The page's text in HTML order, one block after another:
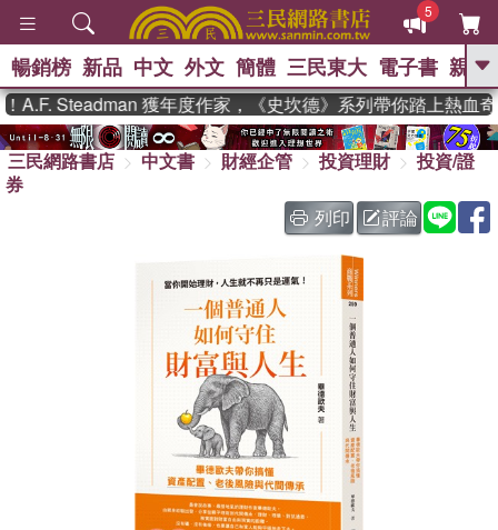
5
GO
熱搜： 東野圭吾 、 高希均教授回憶錄
、 The Odyssey 、 父親節 、 如果歷
獎 臺灣漫遊錄 、 方念華 、 台灣的李
、 數學女孩：黎曼猜想 、
暢銷榜 新品 中文 外文 簡體 三民東大 電子書 親子
Steadman 獲年度作家，《史坎德》系列帶你踏上熱血奇
三民網路書店 中文書 財經企管 投資理財
投資/證
券
列印
評論